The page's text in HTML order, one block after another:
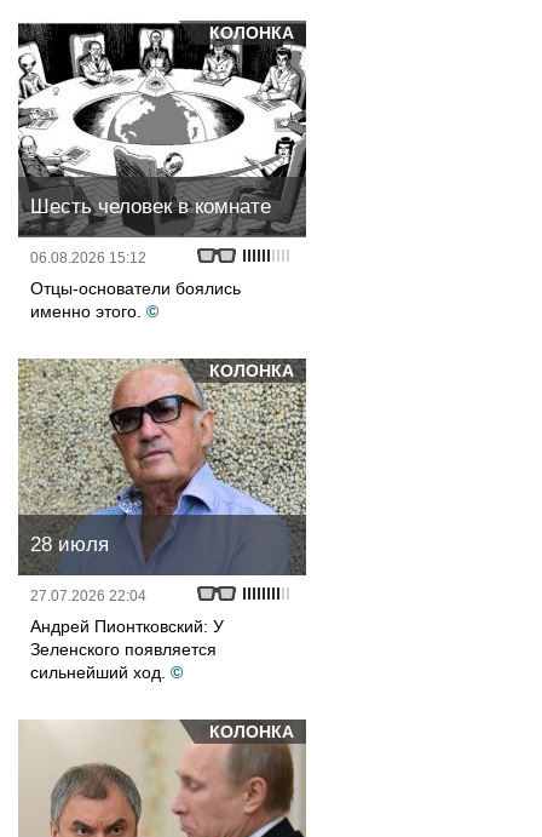
КОЛОНКА
Шесть человек в комнате
06.08.2026 15:12
Отцы-основатели боялись
именно этого. ©
КОЛОНКА
28 июля
27.07.2026 22:04
Андрей Пионтковский: У
Зеленского появляется
сильнейший ход. ©
КОЛОНКА